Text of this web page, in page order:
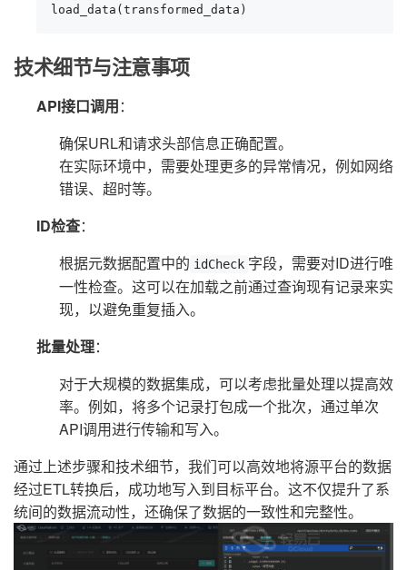
load_data(transformed_data)
技术细节与注意事项
API接口调用：
确保URL和请求头部信息正确配置。
在实际环境中，需要处理更多的异常情况，例如网络
错误、超时等。
ID检查：
根据元数据配置中的 idCheck 字段，需要对ID进行唯
一性检查。这可以在加载之前通过查询现有记录来实
现，以避免重复插入。
批量处理：
对于大规模的数据集成，可以考虑批量处理以提高效
率。例如，将多个记录打包成一个批次，通过单次
API调用进行传输和写入。
通过上述步骤和技术细节，我们可以高效地将源平台的数据
经过ETL转换后，成功地写入到目标平台。这不仅提升了系
统间的数据流动性，还确保了数据的一致性和完整性。